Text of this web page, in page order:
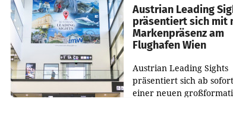
steht
Austrian Leading
präsentiert sich mit
Markenpräsenz am
Flughafen Wien
Austrian Leading Sights
präsentiert sich ab
einer neuen